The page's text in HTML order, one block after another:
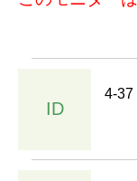
ID
4-37